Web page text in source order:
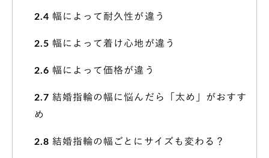
2.4 幅によって耐久性が違う
2.5 幅によって着け心地が違う
2.6 幅によって価格が違う
2.7 結婚指輪の幅に悩んだら「太め」がおすす
め
2.8 結婚指輪の幅ごとにサイズも変わる？